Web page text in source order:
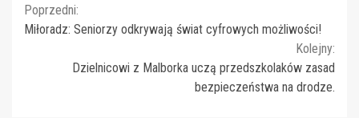
Continue
Poprzedni:
Miłoradz: Seniorzy odkrywają świat cyfrowych możliwości!
Kolejny:
Dzielnicowi z Malborka uczą przedszkolaków zasad
bezpieczeństwa na drodze.